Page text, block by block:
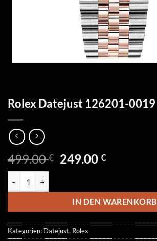
Rolex Datejust 126201-0019
499.00€ Ursprünglicher
499.00 €
249.00€Aktueller
249.00 €.
IN DEN WARENKORB
Kategorien: Datejust, Rolex